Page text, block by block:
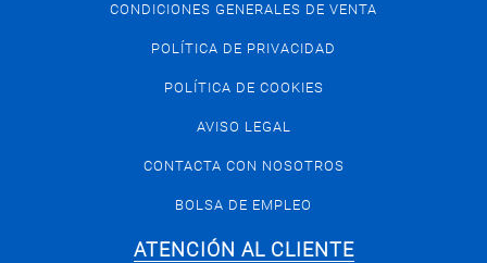
CONDICIONES GENERALES DE VENTA
POLÍTICA DE PRIVACIDAD
POLÍTICA DE COOKIES
AVISO LEGAL
CONTACTA CON NOSOTROS
BOLSA DE EMPLEO
ATENCIÓN AL CLIENTE